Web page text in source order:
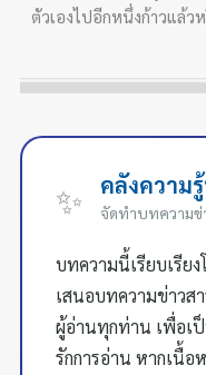
ตัวเองไปอีกหนึ่งก้าวแล้ว
✨ คลังความ
จัดทำบทความข่
บทความนี้เรียบเรีย
เสนอบทความข่าวส
ผู้อ่านทุกท่าน เพื่อเ
รักการอ่าน หากเนื้